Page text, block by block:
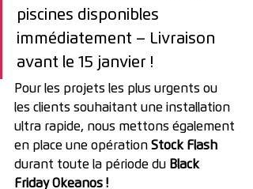
piscines disponibles
immédiatement – Livraison
avant le 15 janvier !
Pour les projets les plus urgents ou
les clients souhaitant une installation
ultra rapide, nous mettons également
en place une opération Stock Flash
durant toute la période du Black
Friday Okeanos !